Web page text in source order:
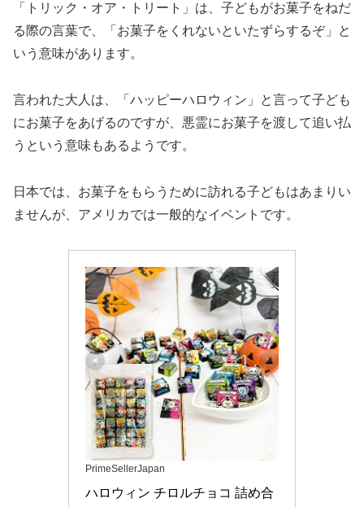
「トリック・オア・トリート」は、子どもがお菓子をねだ
る際の言葉で、「お菓子をくれないといたずらするぞ」と
いう意味があります。
言われた大人は、「ハッピーハロウィン」と言って子ども
にお菓子をあげるのですが、悪霊にお菓子を渡して追い払
うという意味もあるようです。
日本では、お菓子をもらうために訪れる子どもはあまりい
ませんが、アメリカでは一般的なイベントです。
PrimeSellerJapan
ハロウィン チロルチョコ 詰め合